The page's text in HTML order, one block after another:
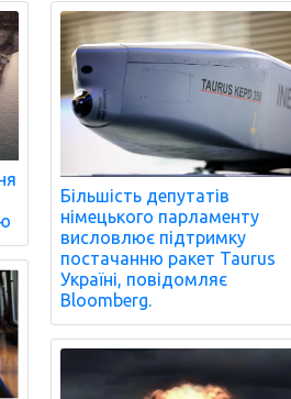
Більшість депутатів
німецького парламенту
висловлює підтримку
постачанню ракет Taurus
Україні, повідомляє
Bloomberg.